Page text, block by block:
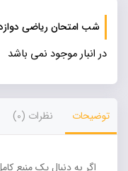
شب امتحان ریاضی
در انبار موجود نمی باشد
توضیحات نظرات (0)
اگر به دنبال یک منبع